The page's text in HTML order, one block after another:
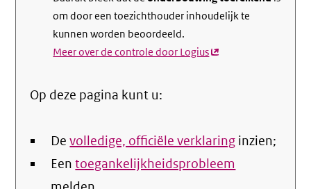
om door een toezichthouder inhoudelijk te
kunnen worden beoordeeld.
Meer over de controle door Logius(externe
Op deze pagina kunt u:
Devolledige, officiële verklaring inzien;
Eentoegankelijkheidsprobleem